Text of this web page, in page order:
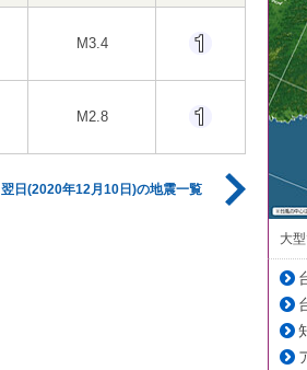
M3.4
M2.8
翌日(2020年12月10日)の地震一覧
大